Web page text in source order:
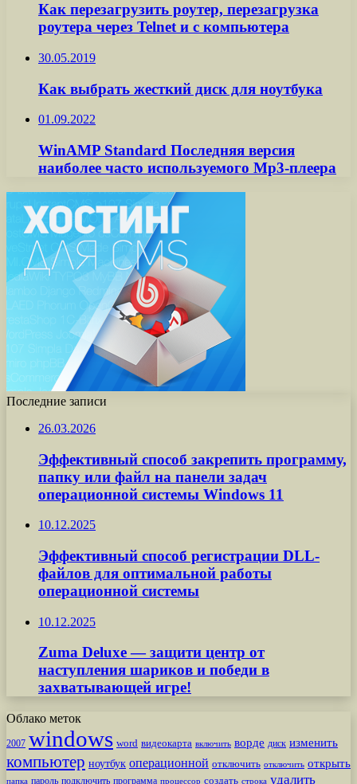
Как перезагрузить роутер, перезагрузка
роутера через Telnet и с компьютера
30.05.2019
Как выбрать жесткий диск для ноутбука
01.09.2022
WinAMP Standard Последняя версия
наиболее часто используемого Mp3-плеера
Последние записи
26.03.2026
Эффективный способ закрепить программу,
папку или файл на панели задач
операционной системы Windows 11
10.12.2025
Эффективный способ регистрации DLL-
файлов для оптимальной работы
операционной системы
10.12.2025
Zuma Deluxe — защити центр от
наступления шариков и победи в
захватывающей игре!
Облако меток
2007 windows word видеокарта включить ворде диск изменить
компьютер ноутбук операционной отключить отключить открыть
папка пароль подключить программа процессор создать строка удалить